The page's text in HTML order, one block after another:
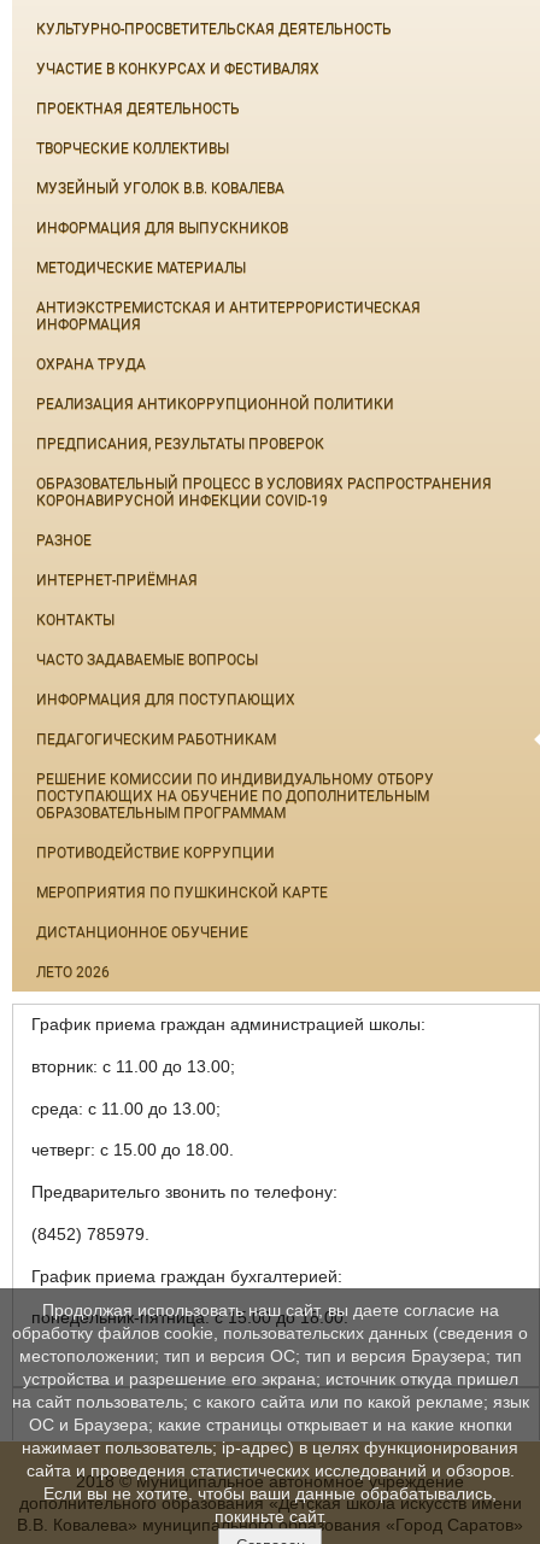
КУЛЬТУРНО-ПРОСВЕТИТЕЛЬСКАЯ ДЕЯТЕЛЬНОСТЬ
УЧАСТИЕ В КОНКУРСАХ И ФЕСТИВАЛЯХ
ПРОЕКТНАЯ ДЕЯТЕЛЬНОСТЬ
ТВОРЧЕСКИЕ КОЛЛЕКТИВЫ
МУЗЕЙНЫЙ УГОЛОК В.В. КОВАЛЕВА
ИНФОРМАЦИЯ ДЛЯ ВЫПУСКНИКОВ
МЕТОДИЧЕСКИЕ МАТЕРИАЛЫ
АНТИЭКСТРЕМИСТСКАЯ И АНТИТЕРРОРИСТИЧЕСКАЯ
ИНФОРМАЦИЯ
ОХРАНА ТРУДА
РЕАЛИЗАЦИЯ АНТИКОРРУПЦИОННОЙ ПОЛИТИКИ
ПРЕДПИСАНИЯ, РЕЗУЛЬТАТЫ ПРОВЕРОК
ОБРАЗОВАТЕЛЬНЫЙ ПРОЦЕСС В УСЛОВИЯХ РАСПРОСТРАНЕНИЯ
КОРОНАВИРУСНОЙ ИНФЕКЦИИ COVID-19
РАЗНОЕ
ИНТЕРНЕТ-ПРИЁМНАЯ
КОНТАКТЫ
ЧАСТО ЗАДАВАЕМЫЕ ВОПРОСЫ
ИНФОРМАЦИЯ ДЛЯ ПОСТУПАЮЩИХ
ПЕДАГОГИЧЕСКИМ РАБОТНИКАМ
РЕШЕНИЕ КОМИССИИ ПО ИНДИВИДУАЛЬНОМУ ОТБОРУ
ПОСТУПАЮЩИХ НА ОБУЧЕНИЕ ПО ДОПОЛНИТЕЛЬНЫМ
ОБРАЗОВАТЕЛЬНЫМ ПРОГРАММАМ
ПРОТИВОДЕЙСТВИЕ КОРРУПЦИИ
МЕРОПРИЯТИЯ ПО ПУШКИНСКОЙ КАРТЕ
ДИСТАНЦИОННОЕ ОБУЧЕНИЕ
ЛЕТО 2026
График приема граждан администрацией школы:
вторник: с 11.00 до 13.00;
среда: с 11.00 до 13.00;
четверг: с 15.00 до 18.00.
Предварительго звонить по телефону:
(8452) 785979.
График приема граждан бухгалтерией:
понедельник-пятница: с 15.00 до 18.00.
2018 © Муниципальное автономное учреждение
дополнительного образования «Детская школа искусств имени
В.В. Ковалева» муниципального образования «Город Саратов»
Продолжая использовать наш сайт, вы даете согласие на
обработку файлов cookie, пользовательских данных (сведения о
местоположении; тип и версия ОС; тип и версия Браузера; тип
устройства и разрешение его экрана; источник откуда пришел
на сайт пользователь; с какого сайта или по какой рекламе; язык
ОС и Браузера; какие страницы открывает и на какие кнопки
нажимает пользователь; ip-адрес) в целях функционирования
сайта и проведения статистических исследований и обзоров.
Если вы не хотите, чтобы ваши данные обрабатывались,
покиньте сайт.